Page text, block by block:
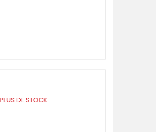
DE STOCK